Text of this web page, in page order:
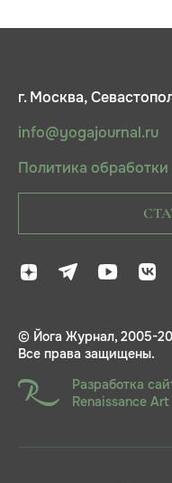
г. Москва,
info@yogajournal.ru
Политика
© Йога Журнал, 2005-
Все права защищены.
Разработка
Renaissance Art